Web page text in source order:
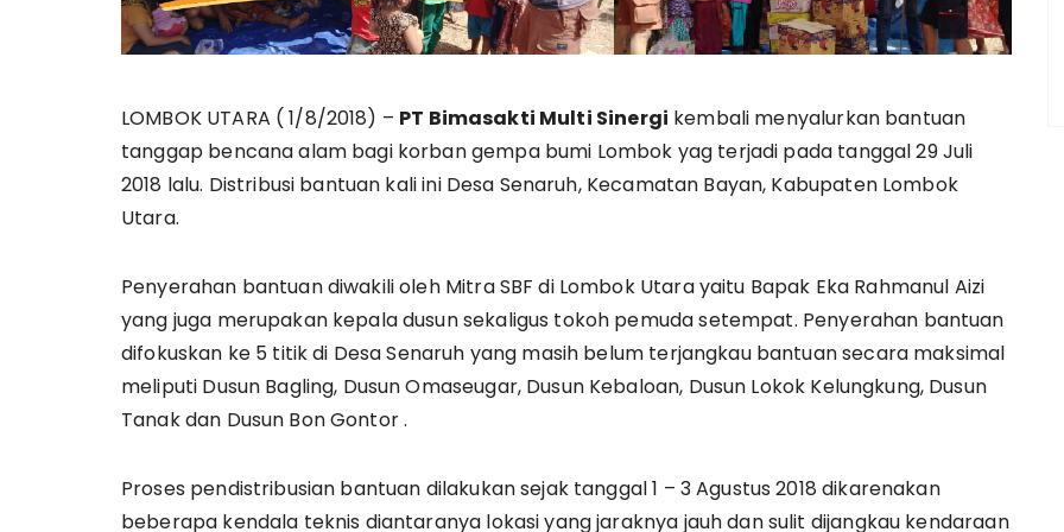
LOMBOK UTARA ( 1/8/2018) – PT Bimasakti Multi Sinergi kembali menyalurkan bantuan
tanggap bencana alam bagi korban gempa bumi Lombok yag terjadi pada tanggal 29 Juli
2018 lalu. Distribusi bantuan kali ini Desa Senaruh, Kecamatan Bayan, Kabupaten Lombok
Utara.
Penyerahan bantuan diwakili oleh Mitra SBF di Lombok Utara yaitu Bapak Eka Rahmanul Aizi
yang juga merupakan kepala dusun sekaligus tokoh pemuda setempat. Penyerahan bantuan
difokuskan ke 5 titik di Desa Senaruh yang masih belum terjangkau bantuan secara maksimal
meliputi Dusun Bagling, Dusun Omaseugar, Dusun Kebaloan, Dusun Lokok Kelungkung, Dusun
Tanak dan Dusun Bon Gontor .
Proses pendistribusian bantuan dilakukan sejak tanggal 1 – 3 Agustus 2018 dikarenakan
beberapa kendala teknis diantaranya lokasi yang jaraknya jauh dan sulit dijangkau kendaraan